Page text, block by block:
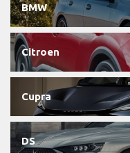
BMW
Citroen
Cupra
DS